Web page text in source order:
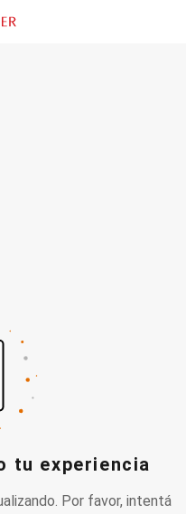
tu experiencia
Por favor, intentá